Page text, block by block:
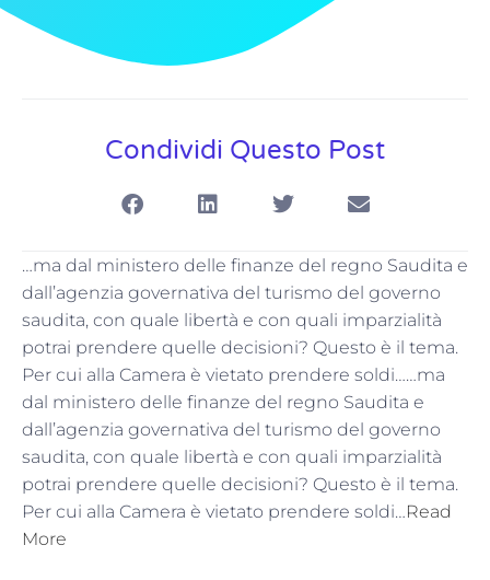
Condividi Questo Post
…ma dal ministero delle finanze del regno Saudita e
dall’agenzia governativa del turismo del governo
saudita, con quale libertà e con quali imparzialità
potrai prendere quelle decisioni? Questo è il tema.
Per cui alla Camera è vietato prendere soldi……ma
dal ministero delle finanze del regno Saudita e
dall’agenzia governativa del turismo del governo
saudita, con quale libertà e con quali imparzialità
potrai prendere quelle decisioni? Questo è il tema.
Per cui alla Camera è vietato prendere soldi…Read
More